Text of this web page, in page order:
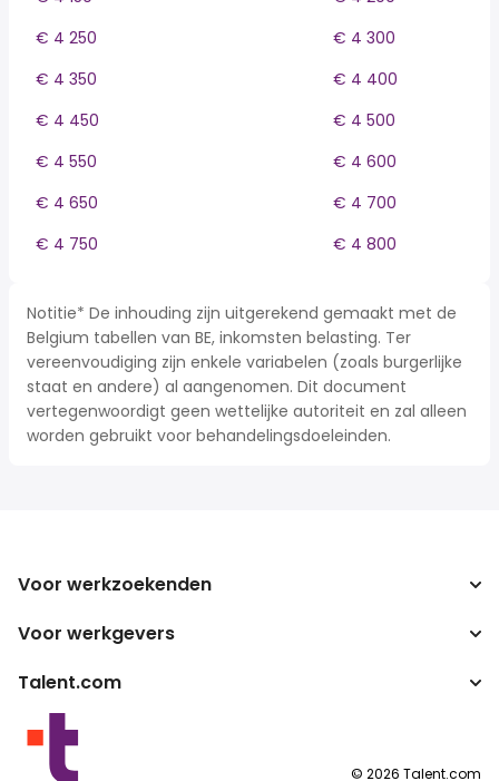
€ 4 250
€ 4 300
€ 4 350
€ 4 400
€ 4 450
€ 4 500
€ 4 550
€ 4 600
€ 4 650
€ 4 700
€ 4 750
€ 4 800
Notitie* De inhouding zijn uitgerekend gemaakt met de
Belgium tabellen van BE, inkomsten belasting. Ter
vereenvoudiging zijn enkele variabelen (zoals burgerlijke
staat en andere) al aangenomen. Dit document
vertegenwoordigt geen wettelijke autoriteit en zal alleen
worden gebruikt voor behandelingsdoeleinden.
Voor werkzoekenden
Jobs zoeken
Salarisomzetter
Voor werkgevers
Onderneming
Publisher programma's
Talent.com
Meer landen
Servicevoorwaarden
© 2026 Talent.com